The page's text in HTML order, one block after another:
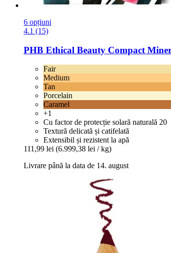
6 opțiuni
4.1 (15)
PHB Ethical Beauty Compact
Fair
Medium
Tan
Porcelain
Caramel
+1
Cu factor de protecție solară naturală 20
Textură delicată și catifelată
Extensibil și rezistent la apă
111,99 lei (6.999,38 lei / kg)
Livrare până la data de 14. august